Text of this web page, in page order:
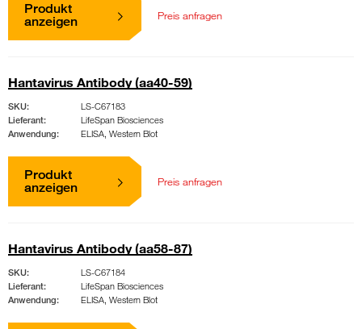
Produkt
anzeigen
Preis anfragen
Hantavirus Antibody (aa40-59)
SKU:
LS-C67183
Lieferant:
LifeSpan Biosciences
Anwendung:
ELISA, Western Blot
Produkt
anzeigen
Preis anfragen
Hantavirus Antibody (aa58-87)
SKU:
LS-C67184
Lieferant:
LifeSpan Biosciences
Anwendung:
ELISA, Western Blot